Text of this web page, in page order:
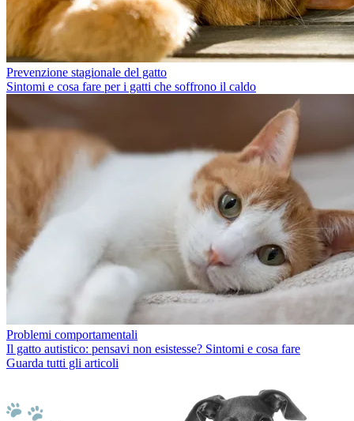
Prevenzione stagionale del gatto
Sintomi e cosa fare per i gatti che soffrono il caldo
Problemi comportamentali
Il gatto autistico: pensavi non esistesse? Sintomi e cosa fare
Guarda tutti gli articoli